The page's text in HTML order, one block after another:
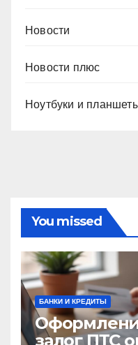
Новости
Новости плюс
Ноутбуки и
You missed
БАНКИ И КРЕДИТЫ
залог ПТС